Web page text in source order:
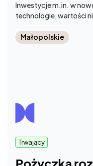
Inwestycje m.in. w
technologie, wartości
Małopolskie
Trwający
Pożyczka